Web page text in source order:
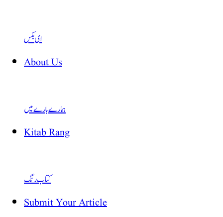
ای بکس
About Us
ہمارے بارے میں
Kitab Rang
کتاب رنگ
Submit Your Article